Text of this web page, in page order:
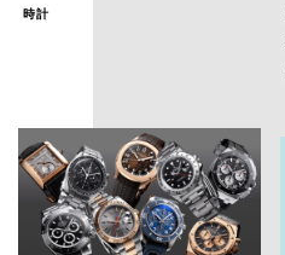
時計